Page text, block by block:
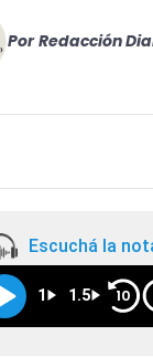
Por Redacción
Escuchá la
1 1.5 10